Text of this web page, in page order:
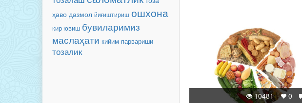
ҳаво дазмол йиғиштириш ошхона
кир ювиш бувиларимиз
маслаҳати кийим парвариши
тозалик
0
10481